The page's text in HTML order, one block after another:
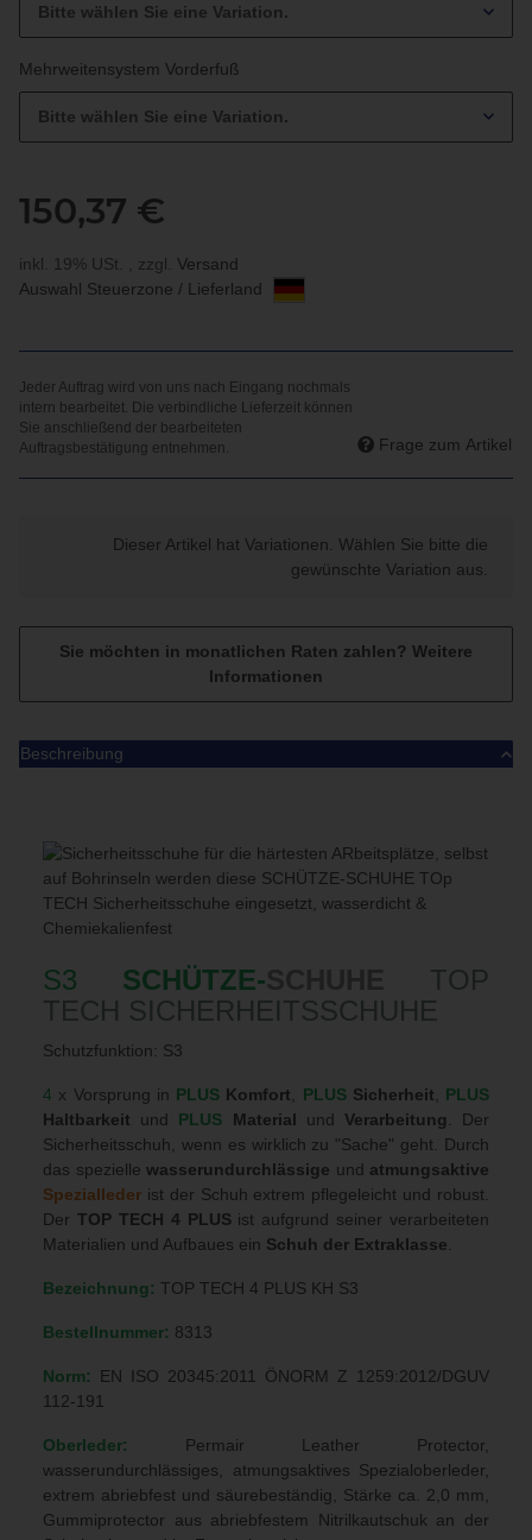
Bitte wählen Sie eine Variation.
Mehrweitensystem Vorderfuß
Bitte wählen Sie eine Variation.
150,37 €
inkl. 19% USt. , zzgl. Versand
Auswahl Steuerzone / Lieferland
Frage zum Artikel
Dieser Artikel hat Variationen. Wählen Sie bitte die
gewünschte Variation aus.
Sie möchten in monatlichen Raten zahlen? Weitere
Informationen
Beschreibung
S3 SCHÜTZE-
TOP
TECH SICHERHEITSSCHUHE
Schutzfunktion: S3
4 x Vorsprung in PLUS Komfort PLUS Sicherheit
PLUS
Haltbarkeit und PLUS Material und Verarbeitung
. Der
Sicherheitsschuh, wenn es wirklich zu "Sache" geht. Durch
das spezielle wasserundurchlässige und atmungsaktive
Spezialleder ist der Schuh extrem pflegeleicht und robust.
Der TOP TECH 4 PLUSist aufgrund seiner verarbeiteten
Materialien und Aufbaues ein Schuh der Extraklasse
Bezeichnung: TOP TECH 4 PLUS KH S3
Bestellnummer: 8313
Norm: EN ISO 20345:2011 ÖNORM Z 1259:2012/DGUV
112-191
Oberleder: Permair Leather Protector,
wasserundurchlässiges, atmungsaktives Spezialoberleder,
extrem abriebfest und säurebeständig, Stärke ca. 2,0 mm,
Gummiprotector aus abriebfestem Nitrilkautschuk an der